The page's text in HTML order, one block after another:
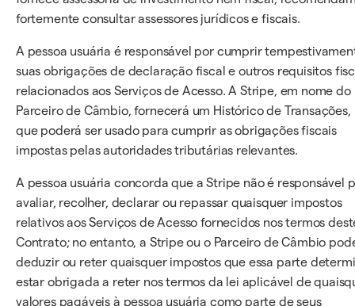
fortemente consultar assessores jurídicos e fiscais.
A pessoa usuária é responsável por cumprir
suas obrigações de declaração fiscal e outros requisitos
relacionados aos Serviços de Acesso. A Stripe, em nome do
Parceiro de Câmbio, fornecerá um Histórico de Transações,
que poderá ser usado para cumprir as obrigações fiscais
impostas pelas autoridades tributárias relevantes.
A pessoa usuária concorda que a Stripe não é responsável
avaliar, recolher, declarar ou repassar quaisquer impostos
relativos aos Serviços de Acesso fornecidos nos termos
Contrato; no entanto, a Stripe ou o Parceiro de Câmbio
deduzir ou reter quaisquer impostos que essa parte
estar obrigada a reter nos termos da lei aplicável de
valores pagáveis à pessoa usuária como parte de seus